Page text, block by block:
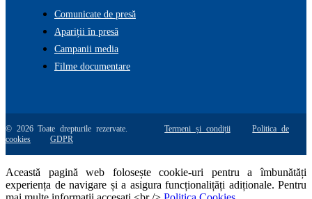
Comunicate de presă
Apariții în presă
Campanii media
Filme documentare
© 2026 Toate drepturile rezervate.Termeni și condiții
Politica de
cookies
GDPR
Această pagină web folosește cookie-uri pentru a îmbunătăți
experiența de navigare și a asigura funcționalițăți adiționale. Pentru